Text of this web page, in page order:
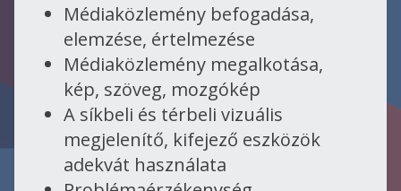
Médiaközlemény befogadása,
elemzése, értelmezése
Médiaközlemény megalkotása,
kép, szöveg, mozgókép
A síkbeli és térbeli vizuális
megjelenítő, kifejező eszközök
adekvát használata